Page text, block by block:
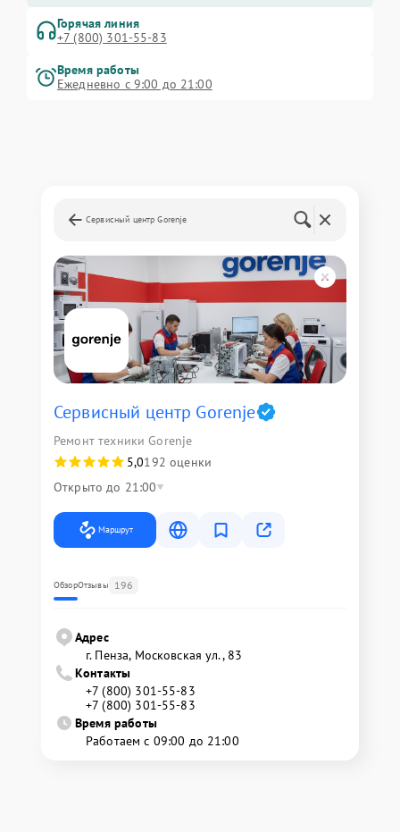
Горячая линия
+7 (800) 301-55-83
Время работы
Ежедневно с 9:00 до 21:00
Сервисный центр Gorenje
Сервисный центр Gorenje
Ремонт техники Gorenje
5,0192 оценки
Открыто до 21:00
Маршрут
ОбзорОтзывы 196
Адрес
г. Пенза, Московская ул., 83
Контакты
+7 (800) 301-55-83
+7 (800) 301-55-83
Время работы
Работаем с 09:00 до 21:00